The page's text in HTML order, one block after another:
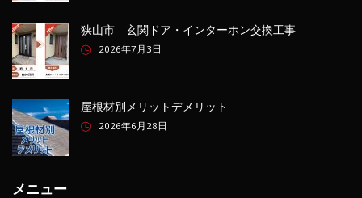
狭山市 玄関ドア・インターホン交換工事
2026年7月3日
屋根材別メリットデメリット
2026年6月28日
メニュー